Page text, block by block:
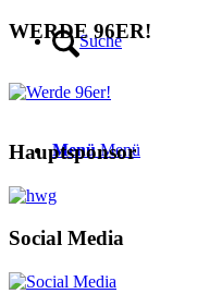
Suche
Menü Menü
WERDE 96ER!
Hauptsponsor
Social Media